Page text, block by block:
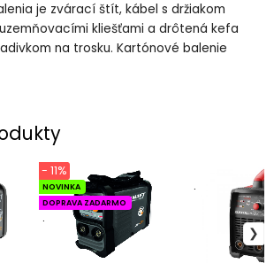
je zvárací štít, kábel s držiakom
kliešťami a drôtená kefa
na trosku. Kartónové balenie
NOVINKA
DOPRAVA ZADARMO
.
- 11%
.